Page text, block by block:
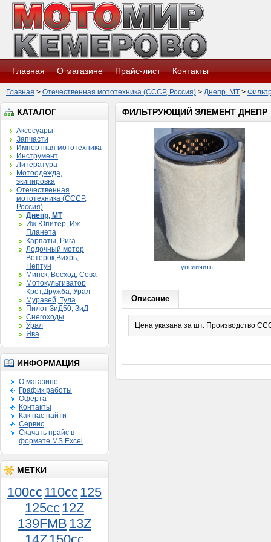
Главная О магазине Прайс-лист Контакты
Главная > Отечественная мототехника (СССР, Россия) > Днепр, МТ >
КАТАЛОГ
Аксесуары
Запчасти
Импортная мототехника
Инструмент
Литература
Мотоодежда,
экипировка
Отечественная
мототехника (СССР,
Россия)
Днепр, МТ
Иж Юпитер, Иж
Планета
Карпаты, Рига
Лодочный мотор
Ветерок,Вихрь,
Нептун
Минск, Восход, Сова
Мотокультиватор
Крот,Дружба, Урал
Муравей, Тула
Пилот ЗиД50, ЗиД
Снегоходы
Урал
Ява
ИНФОРМАЦИЯ
О магазине
График работы
Оферта
Контакты
Как нас найти
Сервис
Скачать прайс в
формате MS Excel
МЕТКИ
100cc110cc125
125cc12Z
139FMB 13Z
Поршень Муравей 3 кол.
шир.норма 000
900руб.
ФИЛЬТРУЮЩИЙ ЭЛЕМЕНТ ДНЕПР
увеличить...
Описание
Цена указана за шт. Производство